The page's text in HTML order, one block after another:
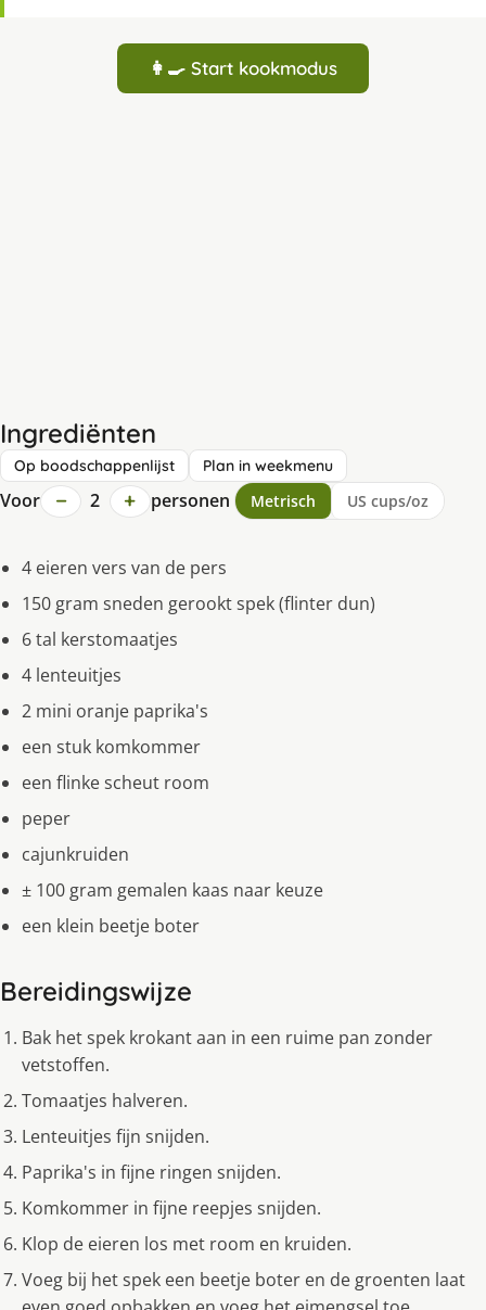
👩‍🍳 Start kookmodus
Ingrediënten
Op boodschappenlijst Plan in weekmenu
Voor − 2 + personen Metrisch US cups/oz
4 eieren vers van de pers
150 gram sneden gerookt spek (flinter dun)
6 tal kerstomaatjes
4 lenteuitjes
2 mini oranje paprika's
een stuk komkommer
een flinke scheut room
peper
cajunkruiden
± 100 gram gemalen kaas naar keuze
een klein beetje boter
Bereidingswijze
Bak het spek krokant aan in een ruime pan zonder
vetstoffen.
Tomaatjes halveren.
Lenteuitjes fijn snijden.
Paprika's in fijne ringen snijden.
Komkommer in fijne reepjes snijden.
Klop de eieren los met room en kruiden.
Voeg bij het spek een beetje boter en de groenten laat